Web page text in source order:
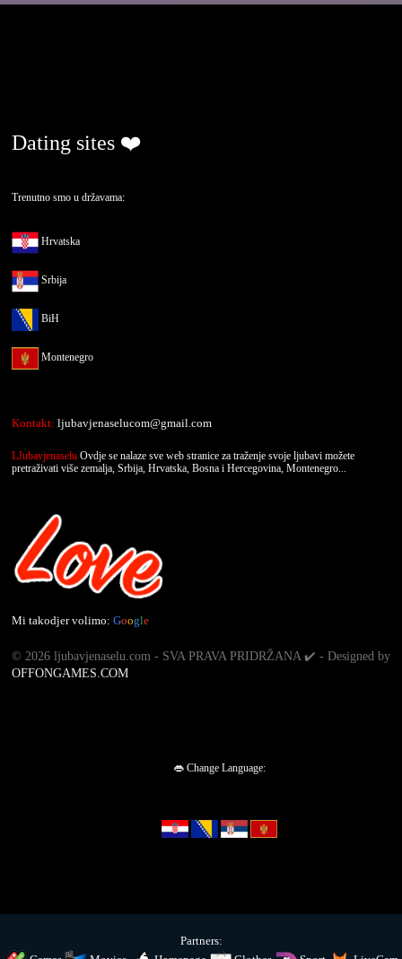
Dating sites ❤️
Trenutno smo u državama:
Hrvatska
Srbija
BiH
Montenegro
Kontakt: ljubavjenaselucom@gmail.com
LJubavjenaselu Ovdje se nalaze sve web stranice za traženje svoje ljubavi možete
pretraživati više zemalja, Srbija, Hrvatska, Bosna i Hercegovina, Montenegro...
Mi takodjer volimo: Google
© 2026 ljubavjenaselu.com - SVA PRAVA PRIDRŽANA ✔️ - Designed by
OFFONGAMES.COM
👄 Change Language:
Partners: